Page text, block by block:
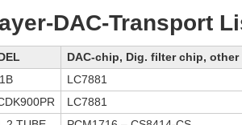
DAC-Transport
DAC-chip, Dig. filter chip, other
LC7881
LC7881